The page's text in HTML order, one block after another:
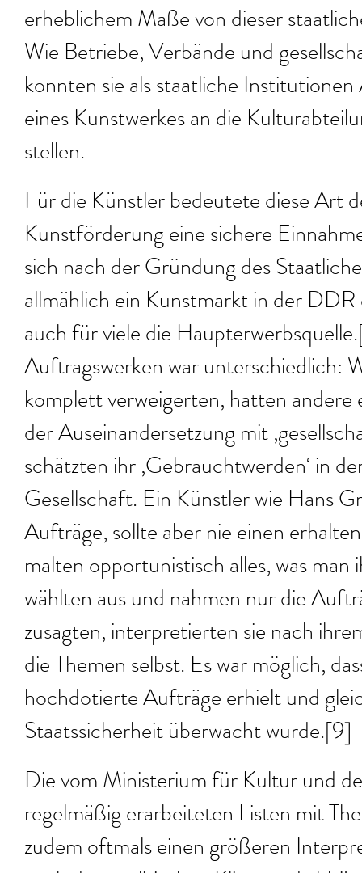
erheblichem Maße von dieser
Wie Betriebe, Verbände und
konnten sie als staatliche
eines Kunstwerkes an die
stellen.
Für die Künstler bedeutete diese Art
Kunstförderung eine sichere
sich nach der Gründung des
allmählich ein Kunstmarkt in der
auch für viele die
Auftragswerken war unterschiedlich:
komplett verweigerten, hatten andere
der Auseinandersetzung mit
schätzten ihr ‚Gebrauchtwerden‘ in
Gesellschaft. Ein Künstler wie Hans
Aufträge, sollte aber nie einen
malten opportunistisch alles, was man
wählten aus und nahmen nur die
zusagten, interpretierten sie nach
die Themen selbst. Es war möglich,
hochdotierte Aufträge erhielt und
Staatssicherheit überwacht wurde.[9]
Die vom Ministerium für Kultur und
regelmäßig erarbeiteten Listen mit
zudem oftmals einen größeren